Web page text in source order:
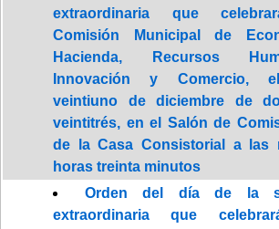
extraordinaria que
Comisión Municipal de
Hacienda, Recursos
Innovación y Comercio,
veintiuno de diciembre de
veintitrés, en el Salón de
de la Casa Consistorial a las
horas treinta minutos
Orden del día de la
extraordinaria que